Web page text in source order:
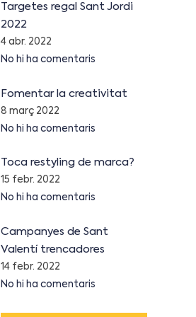
Targetes regal Sant Jordi
2022
4 abr. 2022
No hi ha comentaris
Fomentar la creativitat
8 març 2022
No hi ha comentaris
Toca restyling de marca?
15 febr. 2022
No hi ha comentaris
Campanyes de Sant
Valentí trencadores
14 febr. 2022
No hi ha comentaris